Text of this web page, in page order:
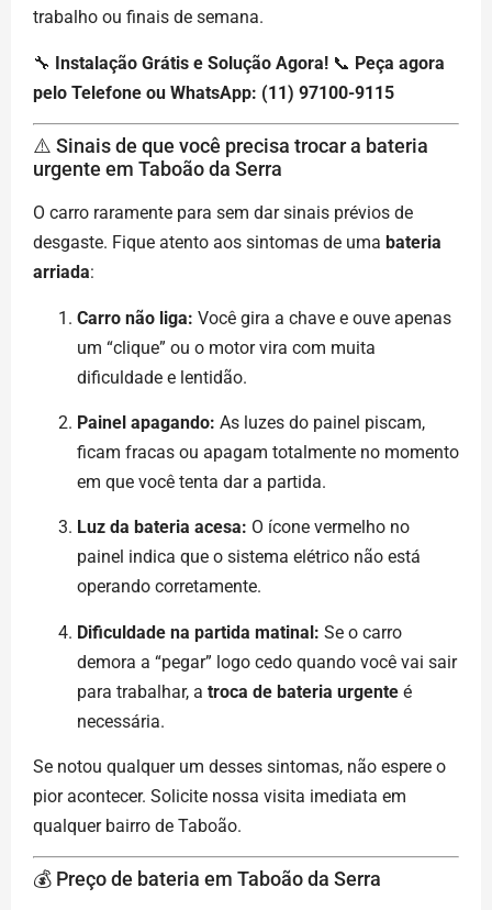
trabalho ou finais de semana.
🔧 Instalação Grátis e Solução Agora! 📞 Peça agora
pelo Telefone ou WhatsApp: (11) 97100-9115
⚠️ Sinais de que você precisa trocar a bateria
urgente em Taboão da Serra
O carro raramente para sem dar sinais prévios de
desgaste. Fique atento aos sintomas de uma bateria
arriada:
Carro não liga: Você gira a chave e ouve apenas
um “clique” ou o motor vira com muita
dificuldade e lentidão.
Painel apagando: As luzes do painel piscam,
ficam fracas ou apagam totalmente no momento
em que você tenta dar a partida.
Luz da bateria acesa: O ícone vermelho no
painel indica que o sistema elétrico não está
operando corretamente.
Dificuldade na partida matinal: Se o carro
demora a “pegar” logo cedo quando você vai sair
para trabalhar, a troca de bateria urgente é
necessária.
Se notou qualquer um desses sintomas, não espere o
pior acontecer. Solicite nossa visita imediata em
qualquer bairro de Taboão.
💰 Preço de bateria em Taboão da Serra